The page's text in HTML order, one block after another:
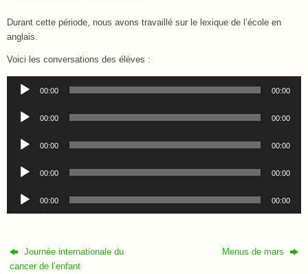
Durant cette période, nous avons travaillé sur le lexique de l’école en
anglais.
Voici les conversations des élèves :
Lecteur
audio
00:00 00:00
Lecteur
audio
00:00 00:00
Lecteur
audio
00:00 00:00
Lecteur
audio
00:00 00:00
Lecteur
audio
00:00 00:00
Journée internationale du
cancer de l’enfant
Menus de mars